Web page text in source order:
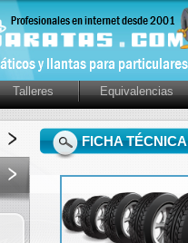
Talleres Equivalencias
FICHA TÉCNICA